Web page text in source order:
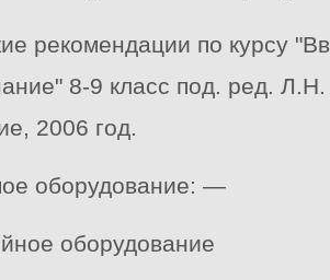
рекомендации по курсу
8-9 класс под. ред.
2006 год.
оборудование: —
оборудование